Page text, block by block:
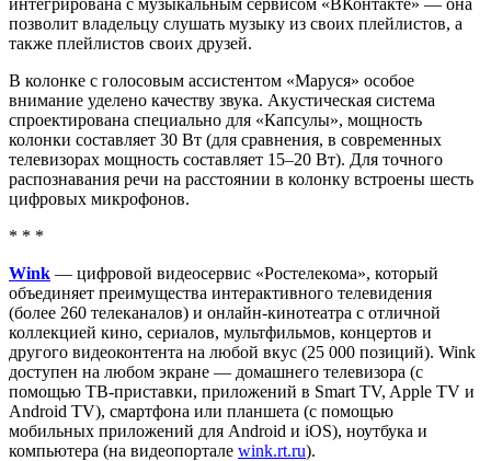
позволит владельцу слушать музыку из своих плейлистов, а
также плейлистов своих друзей.
В колонке с голосовым ассистентом «Маруся» особое
внимание уделено качеству звука. Акустическая система
спроектирована специально для «Капсулы», мощность
колонки составляет 30 Вт (для сравнения, в современных
телевизорах мощность составляет 15–20 Вт). Для точного
распознавания речи на расстоянии в колонку встроены шесть
цифровых микрофонов.
* * *
Wink — цифровой видеосервис «Ростелекома», который
объединяет преимущества интерактивного телевидения
(более 260 телеканалов) и онлайн-кинотеатра с отличной
коллекцией кино, сериалов, мультфильмов, концертов и
другого видеоконтента на любой вкус (25 000 позиций). Wink
доступен на любом экране — домашнего телевизора (с
помощью ТВ-приставки, приложений в Smart TV, Apple TV и
Android TV), смартфона или планшета (с помощью
мобильных приложений для Android и iOS), ноутбука и
компьютера (на видеопортале wink.rt.ru).